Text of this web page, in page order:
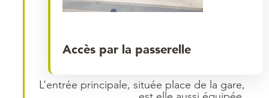
Accès par la passerelle
L’entrée principale, située place de la gare,